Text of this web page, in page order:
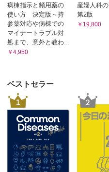
B 中間型（局所侵襲性）
1．手掌線維腫症と足底線維
2．デスモイド型線維腫症 田
C 中間性（rarely metastasizing
1．隆起性皮膚線維肉腫（
2．孤立性線維性腫瘍 田宮貞
幸二，木村浩明
1．成人型線維肉腫 杉田真太
2．粘液線維肉腫 杉田真太朗
3．低悪性度線維粘液肉腫 岩
3 線維組織球性腫瘍
A 良性腫瘍
腱滑膜巨細胞腫 山下享子，鈴
4 血管腫瘍
A 良性腫瘍
A 良性腫瘍
1．動脈瘤様骨?腫 山口岳彦
2．非骨化性線維腫/良性線
敏・福庭栄治，武内章彦
A 良性腫瘍
良性脊索細胞腫 山口岳彦，
脊索腫 山口岳彦，髙尾正一
7 その他の骨間葉系腫瘍
A 良性腫瘍
1．単純性骨?腫 田宮貞史
2．線維性骨異形成 小田義
3．骨線維性異形成 石田
病棟指示と頻用薬の
使い方 決定版～持
参薬対応や病棟での
マイナートラブル対
処まで、意外と教わ...
￥4,950
産婦人科
第2版
￥19,800
ベストセラー
1 2